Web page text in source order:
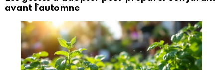
avant l’automne